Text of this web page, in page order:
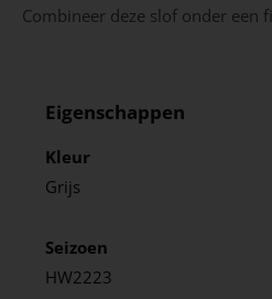
Combineer deze slof onder een
Eigenschappen
Kleur
Grijs
Seizoen
HW2223